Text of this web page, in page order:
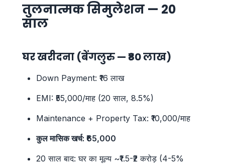
तुलनात्मक सिमुलेशन — 20
साल
घर खरीदना (बेंगलुरु — ₹80 लाख)
Down Payment: ₹16 लाख
EMI: ₹55,000/माह (20 साल, 8.5%)
Maintenance + Property Tax: ₹10,000/माह
कुल मासिक खर्च: ₹65,000
20 साल बाद: घर का मूल्य ~₹1.5-₹2 करोड़ (4-5%